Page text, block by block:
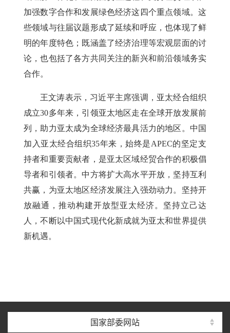
加强数字合作和发展绿色经济这四个重点领域。这
些领域与往届议题形成了延续和呼应，也体现了鲜
明的年度特色；既涵盖了经济治理等宏观层面的讨
论，也包括了各方共同关注的新兴和前沿领域务实
合作。
王文涛表示，习近平主席强调，亚太经合组织
成立30多年来，引领亚太地区走在全球开放发展前
列，助力亚太成为全球经济最具活力的地区。中国
加入亚太经合组织35年来，始终是APEC的坚定支
持者和重要贡献者，是亚太区域经贸合作的积极倡
导者和引领者。中方将扩大高水平开放，坚持互利
共赢，为亚太地区经济发展注入强劲动力。坚持开
放融通，推动构建开放型亚太经济。坚持立己达
人，不断以中国式现代化新成就为亚太和世界提供
新机遇。
国家部委网站